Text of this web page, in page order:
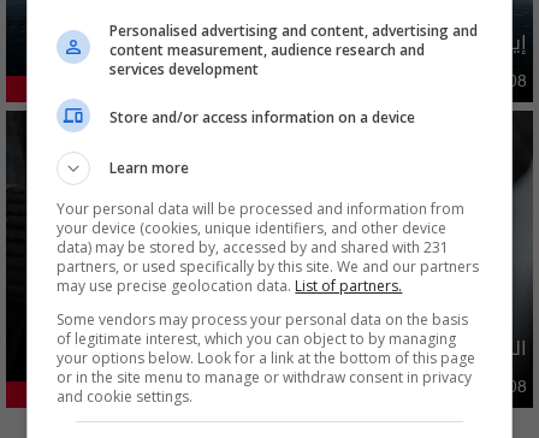
إيران تطرح 6 شروط مقابل فتح هرمز بينها تتعلق بالعراق
09:47 | 2026-08-08
الدولار ينخفض اليوم.. الأسعار مقاربة لـ 150 الفا
اقتصاد 04:08 | 2026-08-08
المزيد
Personalised advertising and content, advertising and
content measurement, audience research and
services development
Store and/or access information on a device
Learn more
Your personal data will be processed and information from
your device (cookies, unique identifiers, and other device
data) may be stored by, accessed by and shared with 231
partners, or used specifically by this site. We and our partners
may use precise geolocation data. List of partners.
Some vendors may process your personal data on the basis
of legitimate interest, which you can object to by managing
your options below. Look for a link at the bottom of this page
or in the site menu to manage or withdraw consent in privacy
and cookie settings.